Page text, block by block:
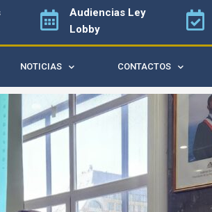
Audiencias Ley
Lobby
NOTICIAS CONTACTOS